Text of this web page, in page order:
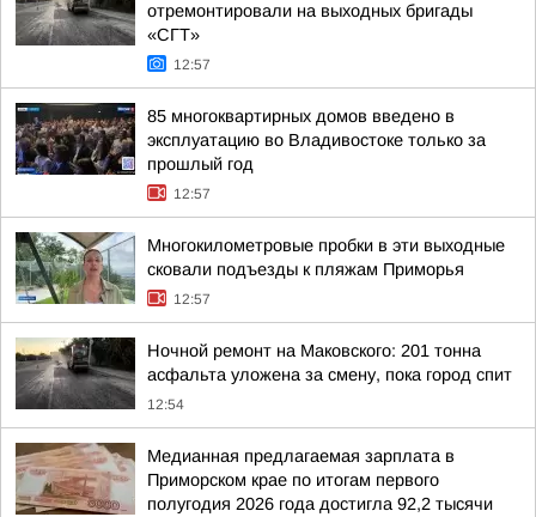
отремонтировали на выходных бригады
«СГТ»
12:57
85 многоквартирных домов введено в
эксплуатацию во Владивостоке только за
прошлый год
12:57
Многокилометровые пробки в эти выходные
сковали подъезды к пляжам Приморья
12:57
Ночной ремонт на Маковского: 201 тонна
асфальта уложена за смену, пока город спит
12:54
Медианная предлагаемая зарплата в
Приморском крае по итогам первого
полугодия 2026 года достигла 92,2 тысячи